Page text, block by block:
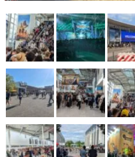
その他
電ファミニコゲーマーとは？
運営：株式会社マレ